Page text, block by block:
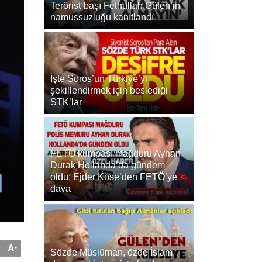
A-
Terörist-başı Fethullah Gülen’in
namussuzluğu kanıtlandı
İşte Soros’un Türkiye’yi
şekillendirmek için beslediği
STK’lar
FETÖ kumpası mağduru Ayhan
Durak Hollanda’da gündem
oldu; Ejder Köse’den FETÖ’ye
dava
Sözde Müslüman, özde İslam